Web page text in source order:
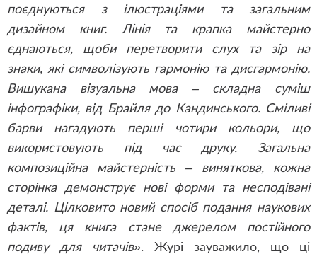
поєднуються з ілюстраціями та загальним
дизайном книг. Лінія та крапка майстерно
єднаються, щоби перетворити слух та зір на
знаки, які символізують гармонію та дисгармонію.
Вишукана візуальна мова – складна суміш
інфографіки, від Брайля до Кандинського. Сміливі
барви нагадують перші чотири кольори, що
використовують під час друку. Загальна
композиційна майстерність – виняткова, кожна
сторінка демонструє нові форми та несподівані
деталі. Цілковито новий спосіб подання наукових
фактів, ця книга стане джерелом постійного
подиву для читачів». Журі зауважило, що ці